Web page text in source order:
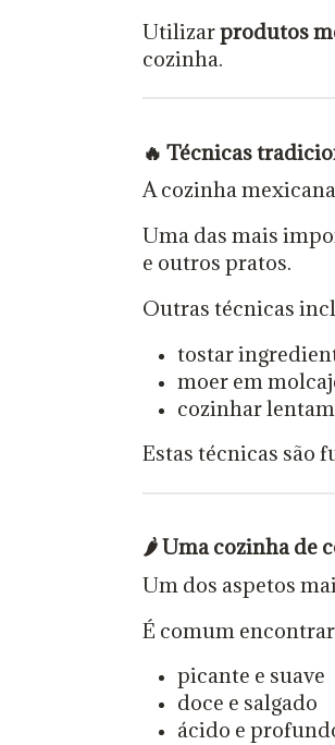
Utilizarprodutos
cozinha.
🔥 Técnicas
A cozinha
Uma das mais
e outros pratos.
Outras técnicas
tostar
moer em
cozinhar
Estas técnicas são
🌶️Uma cozinha de
Um dos aspetos
É comum
picante e suave
doce e salgado
ácido e